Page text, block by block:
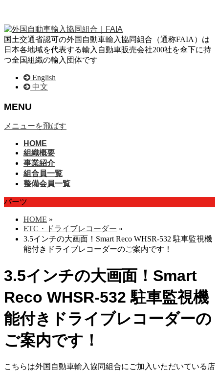
国土交通省認可の外国自動車輸入協同組合（通称FAIA）は
日本各地域を代表する輸入自動車販売会社200社を傘下に持
つ全国組織の輸入団体です
English
中文
MENU
メニューを飛ばす
HOME
組織概要
事業紹介
組合員一覧
整備会員一覧
パーツ
HOME »
ETC・ドライブレコーダー »
3.5インチの大画面！Smart Reco WHSR-532 駐車監視機
能付きドライブレコーダーのご案内です！
3.5インチの大画面！Smart
Reco WHSR-532 駐車監視機
能付きドライブレコーダーの
ご案内です！
こちらは外国自動車輸入協同組合にご加入いただいている店